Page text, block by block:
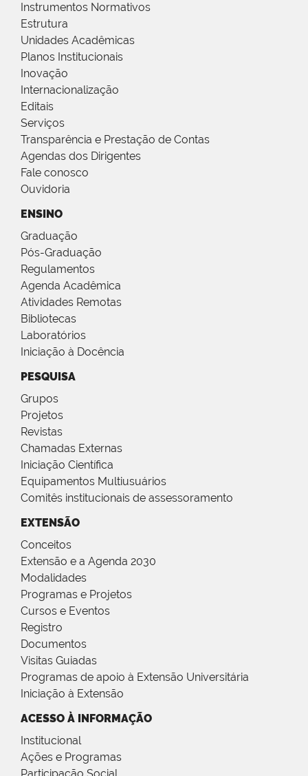
Instrumentos Normativos
Estrutura
Unidades Acadêmicas
Planos Institucionais
Inovação
Internacionalização
Editais
Serviços
Transparência e Prestação de Contas
Agendas dos Dirigentes
Fale conosco
Ouvidoria
ENSINO
Graduação
Pós-Graduação
Regulamentos
Agenda Acadêmica
Atividades Remotas
Bibliotecas
Laboratórios
Iniciação à Docência
PESQUISA
Grupos
Projetos
Revistas
Chamadas Externas
Iniciação Científica
Equipamentos Multiusuários
Comitês institucionais de assessoramento
EXTENSÃO
Conceitos
Extensão e a Agenda 2030
Modalidades
Programas e Projetos
Cursos e Eventos
Registro
Documentos
Visitas Guiadas
Programas de apoio à Extensão Universitária
Iniciação à Extensão
ACESSO À INFORMAÇÃO
Institucional
Ações e Programas